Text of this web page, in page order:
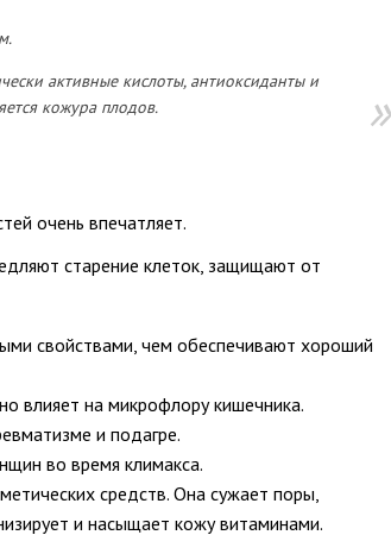
активные кислоты, антиоксиданты и
кожура плодов.
очень впечатляет.
старение клеток, защищают от
свойствами, чем обеспечивают хороший
влияет на микрофлору кишечника.
и подагре.
во время климакса.
средств. Она сужает поры,
и насыщает кожу витаминами.